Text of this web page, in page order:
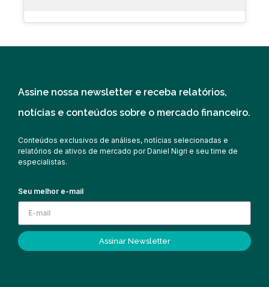
Assine nossa newsletter e receba relatórios,
notícias e conteúdos sobre o mercado financeiro.
Conteúdos exclusivos de análises, notícias selecionadas e
relatórios de ativos de mercado por Daniel Nigri e seu time de
especialistas.
Seu melhor e-mail
Assinar Newsletter